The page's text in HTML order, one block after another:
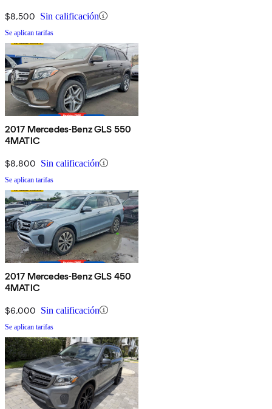
$8,500 Sin calificación
Se aplican tarifas
2017 Mercedes-Benz GLS 550
4MATIC
$8,800 Sin calificación
Se aplican tarifas
2017 Mercedes-Benz GLS 450
4MATIC
$6,000 Sin calificación
Se aplican tarifas